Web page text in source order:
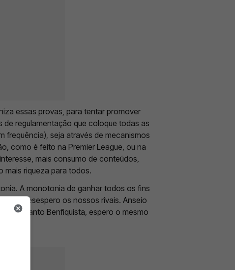
essas provas, para tentar promover
regulamentação que coloque todas as
frequência), seja através de mecanismos
como é feito na Premier League, ou na
mais consumo de conteúdos,
mais riqueza para todos.
A monotonia de ganhar todos os fins
ao desespero os nossos rivais. Anseio
E enquanto Benfiquista, espero o mesmo